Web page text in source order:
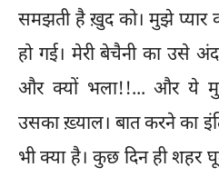
समझती है ख़ुद को। मुझे प्यार
हो गई। मेरी बेचैनी का उसे
और क्यों भला!!... और ये
उसका ख़्याल। बात करने का
भी क्या है। कुछ दिन ही शहर